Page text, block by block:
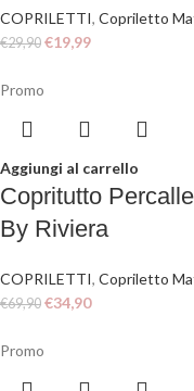
COPRILETTI, Copriletto
€29,90 €19,99
Promo
Aggiungi al carrello
Copritutto
By Riviera
COPRILETTI, Copriletto
€69,90 €34,90
Promo